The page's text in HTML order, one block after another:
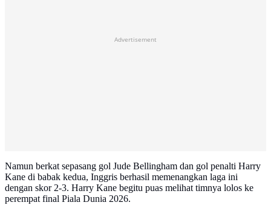
Advertisement
Namun berkat sepasang gol Jude Bellingham dan gol penalti Harry
Kane di babak kedua, Inggris berhasil memenangkan laga ini
dengan skor 2-3. Harry Kane begitu puas melihat timnya lolos ke
perempat final Piala Dunia 2026.